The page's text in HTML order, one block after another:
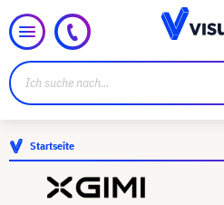
Startseite